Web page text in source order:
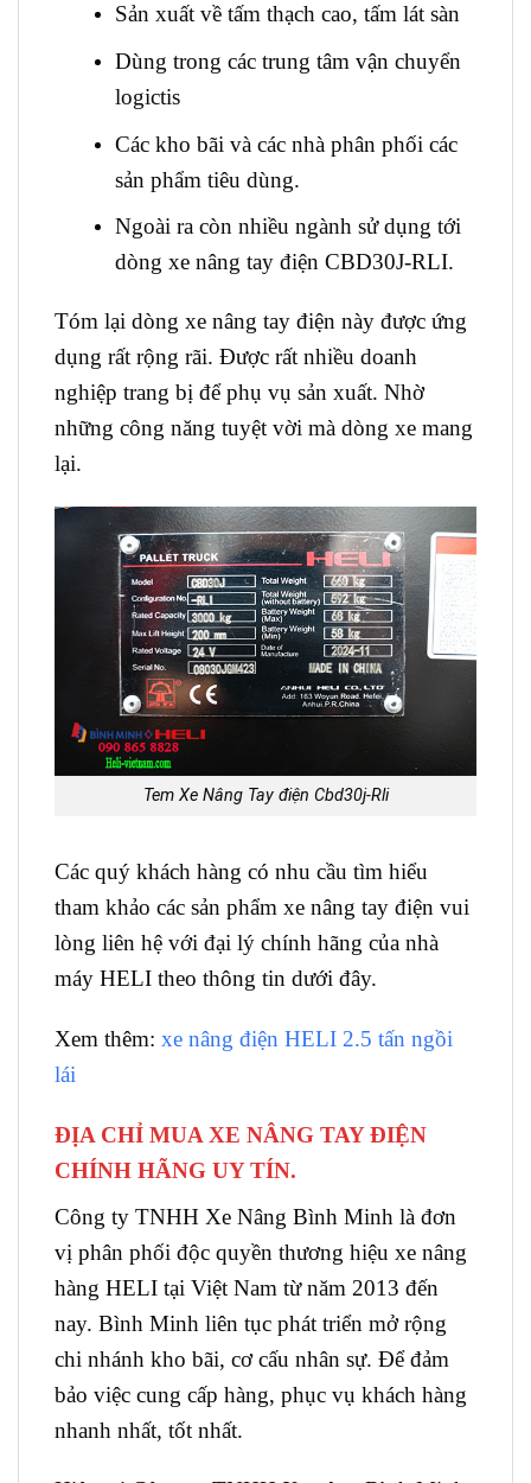
Sản xuất về tấm thạch cao, tấm lát sàn
Dùng trong các trung tâm vận chuyển
logictis
Các kho bãi và các nhà phân phối các
sản phẩm tiêu dùng.
Ngoài ra còn nhiều ngành sử dụng tới
dòng xe nâng tay điện CBD30J-RLI.
Tóm lại dòng xe nâng tay điện này được ứng
dụng rất rộng rãi. Được rất nhiều doanh
nghiệp trang bị để phụ vụ sản xuất. Nhờ
những công năng tuyệt vời mà dòng xe mang
lại.
Tem Xe Nâng Tay điện Cbd30j-Rli
Các quý khách hàng có nhu cầu tìm hiểu
tham khảo các sản phẩm xe nâng tay điện vui
lòng liên hệ với đại lý chính hãng của nhà
máy HELI theo thông tin dưới đây.
Xem thêm: xe nâng điện HELI 2.5 tấn ngồi
lái
ĐỊA CHỈ MUA XE NÂNG TAY ĐIỆN
CHÍNH HÃNG UY TÍN.
Công ty TNHH Xe Nâng Bình Minh là đơn
vị phân phối độc quyền thương hiệu xe nâng
hàng HELI tại Việt Nam từ năm 2013 đến
nay. Bình Minh liên tục phát triển mở rộng
chi nhánh kho bãi, cơ cấu nhân sự. Để đảm
bảo việc cung cấp hàng, phục vụ khách hàng
nhanh nhất, tốt nhất.